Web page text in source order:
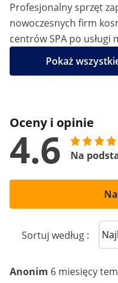
Profesjonalny sprzęt
nowoczesnych firm
centrów SPA po usługi
Pokaż
Oceny i opinie
4.6 Na
Sortuj według :
Anonim 6 miesięcy